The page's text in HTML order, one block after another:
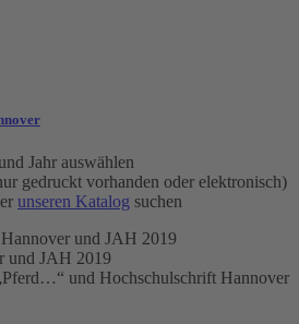
Jahr auswählen
gedruckt vorhanden oder elektronisch)
unseren Katalog suchen
und JAH 2019
und JAH 2019
und Hochschulschrift Hannover